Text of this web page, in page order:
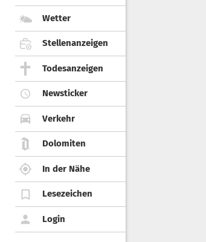
Wetter
Stellenanzeigen
Todesanzeigen
Newsticker
Verkehr
Dolomiten
In der Nähe
Lesezeichen
Login